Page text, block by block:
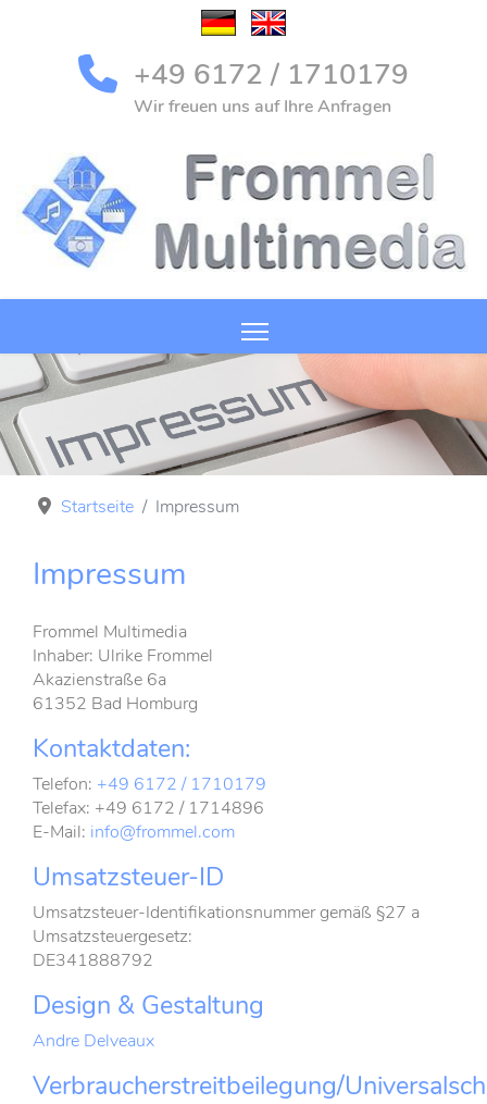
Sprache auswählen
+49 6172 / 1710179
Wir freuen uns auf Ihre Anfragen
Startseite Impressum
Impressum
Frommel Multimedia
Inhaber: Ulrike Frommel
Akazienstraße 6a
61352 Bad Homburg
Kontaktdaten:
Telefon: +49 6172 / 1710179
Telefax: +49 6172 / 1714896
E-Mail: info@frommel.com
Umsatzsteuer-ID
Umsatzsteuer-Identifikationsnummer gemäß §27 a
Umsatzsteuergesetz:
DE341888792
Design & Gestaltung
Andre Delveaux
Verbraucherstreitbeilegung/